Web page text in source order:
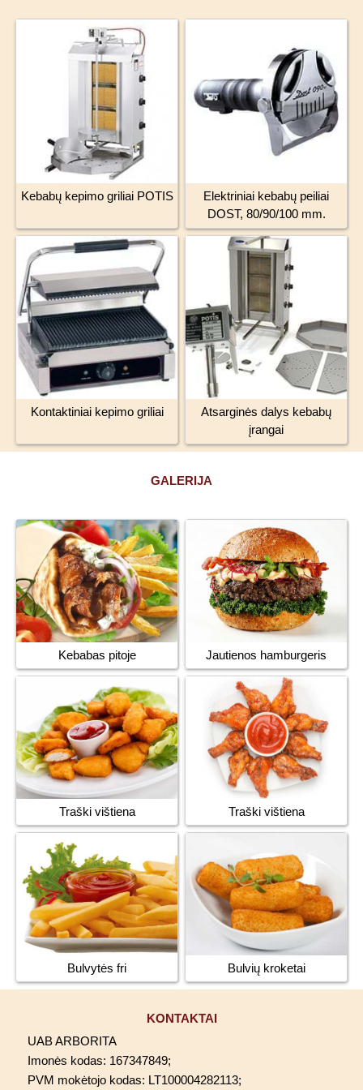
Kebabų kepimo griliai POTIS
Elektriniai kebabų peiliai
DOST, 80/90/100 mm.
Kontaktiniai kepimo griliai
Atsarginės dalys kebabų
įrangai
GALERIJA
Kebabas pitoje Jautienos hamburgeris
Traški vištiena Traški vištiena
Bulvytės fri Bulvių kroketai
KONTAKTAI
UAB ARBORITA
Imonės kodas: 167347849;
PVM mokėtojo kodas: LT100004282113;